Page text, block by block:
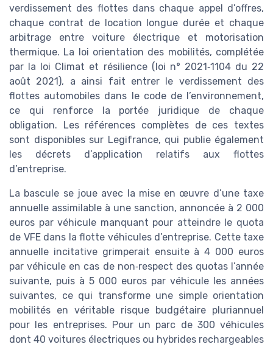
verdissement des flottes dans chaque appel d’offres,
chaque contrat de location longue durée et chaque
arbitrage entre voiture électrique et motorisation
thermique. La loi orientation des mobilités, complétée
par la loi Climat et résilience (loi n° 2021‑1104 du 22
août 2021), a ainsi fait entrer le verdissement des
flottes automobiles dans le code de l’environnement,
ce qui renforce la portée juridique de chaque
obligation. Les références complètes de ces textes
sont disponibles sur Legifrance, qui publie également
les décrets d’application relatifs aux flottes
d’entreprise.
La bascule se joue avec la mise en œuvre d’une taxe
annuelle assimilable à une sanction, annoncée à 2 000
euros par véhicule manquant pour atteindre le quota
de VFE dans la flotte véhicules d’entreprise. Cette taxe
annuelle incitative grimperait ensuite à 4 000 euros
par véhicule en cas de non‑respect des quotas l’année
suivante, puis à 5 000 euros par véhicule les années
suivantes, ce qui transforme une simple orientation
mobilités en véritable risque budgétaire pluriannuel
pour les entreprises. Pour un parc de 300 véhicules
dont 40 voitures électriques ou hybrides rechargeables